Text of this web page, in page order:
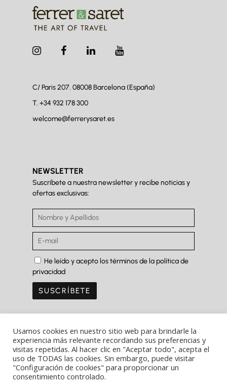
C/ Paris 207. 08008Barcelona (España)
T. +34 932 178 300
welcome@ferrerysaret.es
NEWSLETTER
Suscríbete a nuestra newsletter y recibe noticias y
ofertas exclusivas:
He leído y acepto los términos de la política de
privacidad
Copyright Ⓒ Ferrer&Saret 2022
Aviso legal
Usamos cookies en nuestro sitio web para brindarle la
experiencia más relevante recordando sus preferencias y
visitas repetidas. Al hacer clic en "Aceptar todo", acepta el
uso de TODAS las cookies. Sin embargo, puede visitar
"Configuración de cookies" para proporcionar un
consentimiento controlado.